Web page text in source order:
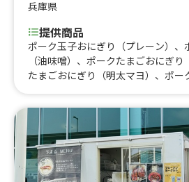
兵庫県
提供商品
ポーク玉子おにぎり（プレーン）、
（油味噌）、ポークたまごおにぎ
たまごおにぎり（明太マヨ）、ポー